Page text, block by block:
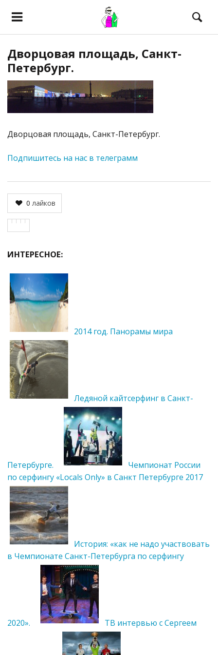
Дворцовая площадь, Санкт-
Петербург.
Дворцовая площадь, Санкт-Петербург.
Подпишитесь на нас в телеграмм
0 лайков
ИНТЕРЕСНОЕ:
2014 год. Панорамы мира
Ледяной кайтсерфинг в Санкт-
Петербурге.
Чемпионат России
по серфингу «Locals Only» в Санкт Петербурге 2017
История: «как не надо участвовать
в Чемпионате Санкт-Петербурга по серфингу
2020». ТВ интервью с Сергеем